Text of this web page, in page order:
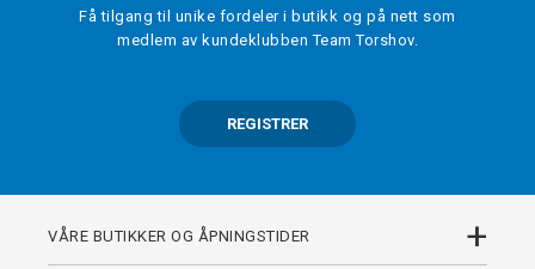
Få tilgang til unike fordeler i butikk og på nett som
medlem av kundeklubben Team Torshov.
REGISTRER
VÅRE BUTIKKER OG ÅPNINGSTIDER +